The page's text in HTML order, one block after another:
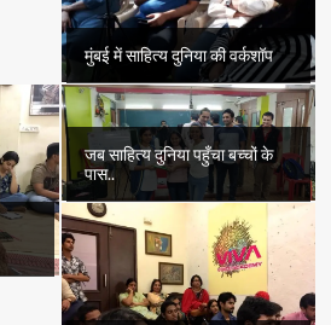
मुंबई में साहित्य दुनिया की वर्कशॉप
जब साहित्य दुनिया पहुँचा बच्चों के
पास..